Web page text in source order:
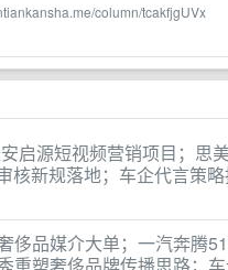
column/tcakfjgUVx
启源短视频营销项目；思
核新规落地；车企代言策
侈品媒介大单；一汽奔腾